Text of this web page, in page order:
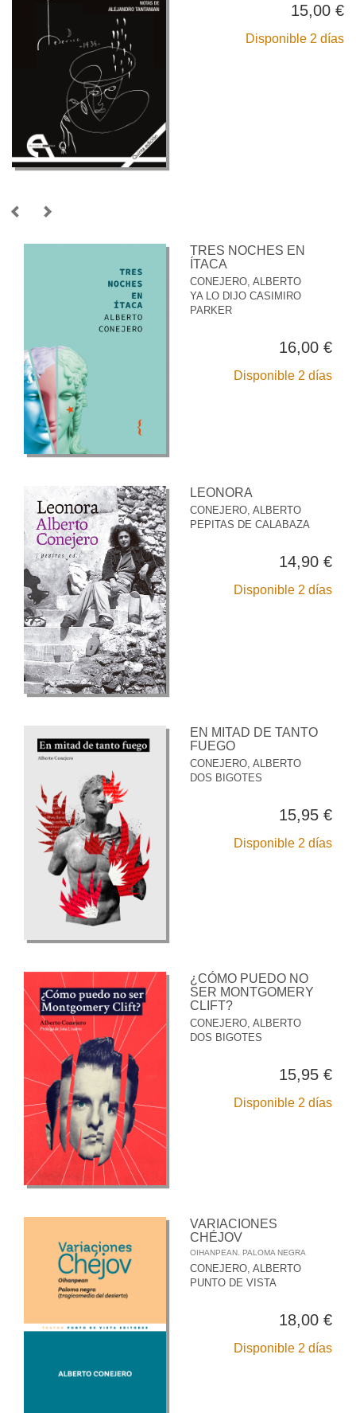
15,00 €
Disponible 2 días
TRES NOCHES EN
ÍTACA
CONEJERO, ALBERTO
YA LO DIJO CASIMIRO
PARKER
16,00 €
Disponible 2 días
LEONORA
CONEJERO, ALBERTO
PEPITAS DE CALABAZA
14,90 €
Disponible 2 días
EN MITAD DE TANTO
FUEGO
CONEJERO, ALBERTO
DOS BIGOTES
15,95 €
Disponible 2 días
¿CÓMO PUEDO NO
SER MONTGOMERY
CLIFT?
CONEJERO, ALBERTO
DOS BIGOTES
15,95 €
Disponible 2 días
VARIACIONES
CHÉJOV
OIHANPEAN. PALOMA NEGRA
CONEJERO, ALBERTO
PUNTO DE VISTA
18,00 €
Disponible 2 días